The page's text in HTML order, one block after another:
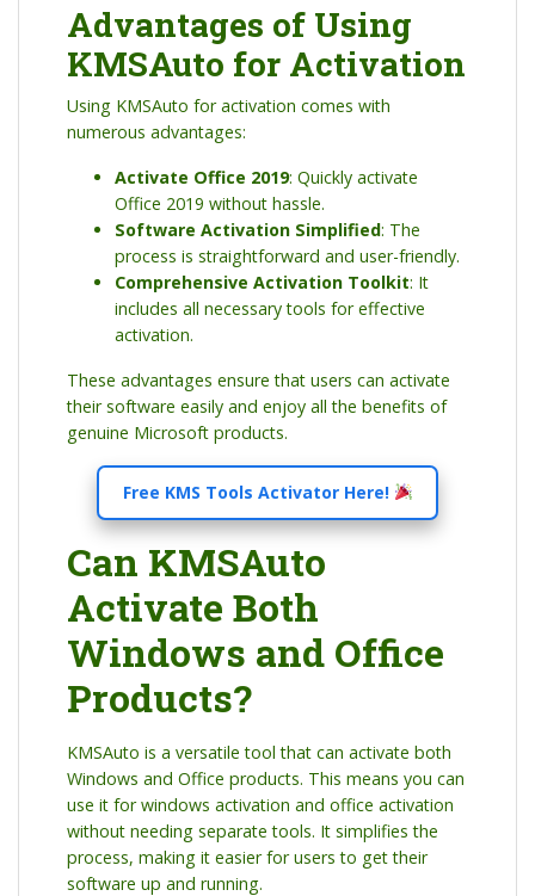
Advantages of Using
KMSAuto for Activation
Using KMSAuto for activation comes with
numerous advantages:
Activate Office 2019: Quickly activate
Office 2019 without hassle.
Software Activation Simplified: The
process is straightforward and user-friendly.
Comprehensive Activation Toolkit: It
includes all necessary tools for effective
activation.
These advantages ensure that users can activate
their software easily and enjoy all the benefits of
genuine Microsoft products.
Free KMS Tools Activator Here!
Can KMSAuto
Activate Both
Windows and Office
Products?
KMSAuto is a versatile tool that can activate both
Windows and Office products. This means you can
use it for windows activation and office activation
without needing separate tools. It simplifies the
process, making it easier for users to get their
software up and running.